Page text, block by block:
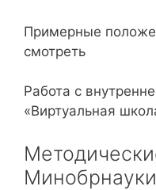
Примерные
смотреть
Работа с
«Виртуальная
Минобрнауки